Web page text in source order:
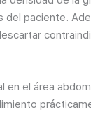
del paciente.
en el área